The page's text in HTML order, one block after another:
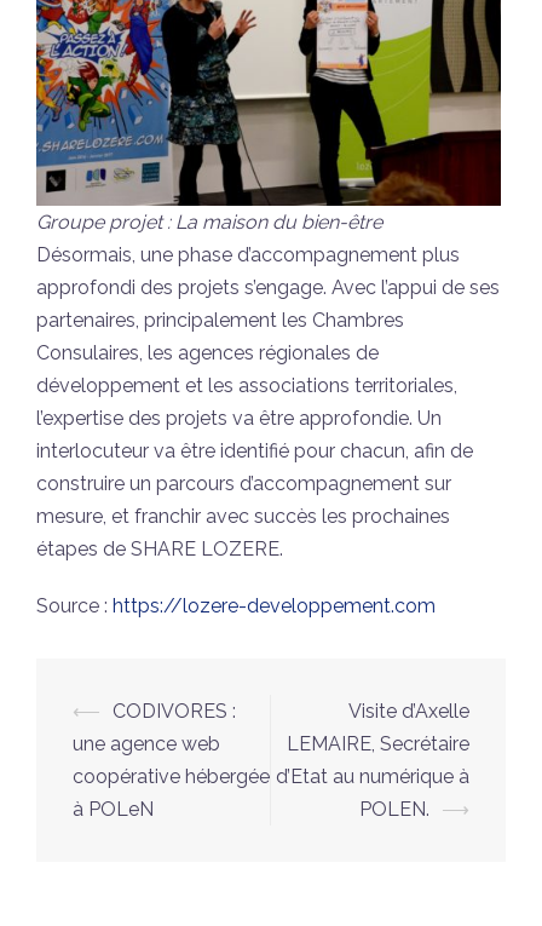
Groupe projet : La maison du bien-être
Désormais, une phase d’accompagnement plus
approfondi des projets s’engage. Avec l’appui de ses
partenaires, principalement les Chambres
Consulaires, les agences régionales de
développement et les associations territoriales,
l’expertise des projets va être approfondie. Un
interlocuteur va être identifié pour chacun, afin de
construire un parcours d’accompagnement sur
mesure, et franchir avec succès les prochaines
étapes de SHARE LOZERE.
Source : https://lozere-developpement.com
Navigation
d’article
⟵
CODIVORES :
une agence web
coopérative hébergée
à POLeN
Visite d’Axelle
LEMAIRE, Secrétaire
d’Etat au numérique à
POLEN.
⟶